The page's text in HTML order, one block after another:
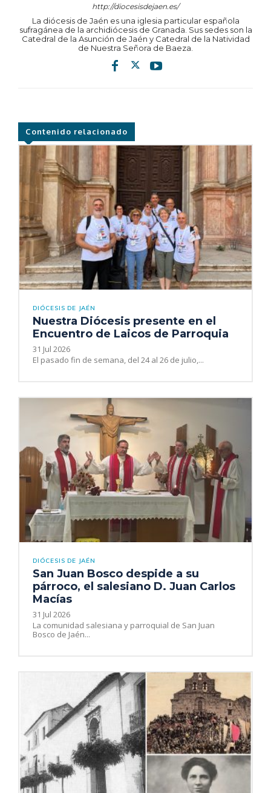
http://diocesisdejaen.es/
La diócesis de Jaén es una iglesia particular española
sufragánea de la archidiócesis de Granada. Sus sedes son la
Catedral de la Asunción de Jaén y Catedral de la Natividad
de Nuestra Señora de Baeza.
Contenido relacionado
DIÓCESIS DE JAÉN
Nuestra Diócesis presente en el
Encuentro de Laicos de Parroquia
31 Jul 2026
El pasado fin de semana, del 24 al 26 de julio,...
DIÓCESIS DE JAÉN
San Juan Bosco despide a su
párroco, el salesiano D. Juan Carlos
Macías
31 Jul 2026
La comunidad salesiana y parroquial de San Juan
Bosco de Jaén...